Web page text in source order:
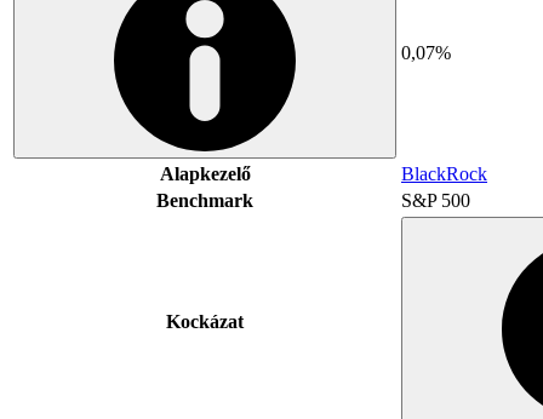
0,07%
Alapkezelő
BlackRock
Benchmark
S&P 500
Kockázat